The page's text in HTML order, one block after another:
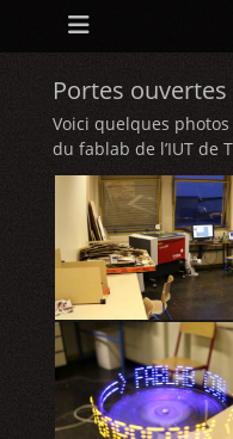
Menu principal
Aller
au
Portes
Voici quelques
du fablab de l’IUT de